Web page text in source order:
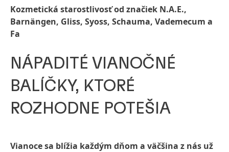
Kozmetická starostlivosť od značiek N.A.E.,
Barnängen, Gliss, Syoss, Schauma, Vademecum a
Fa
NÁPADITÉ VIANOČNÉ
BALÍČKY, KTORÉ
ROZHODNE POTEŠIA
Vianoce sa blížia každým dňom a väčšina z nás už